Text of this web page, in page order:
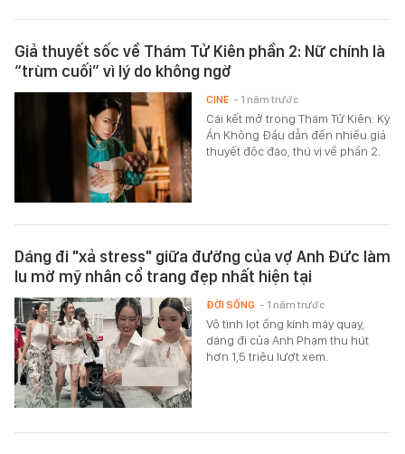
Giả thuyết sốc về Thám Tử Kiên phần 2: Nữ chính là
“trùm cuối” vì lý do không ngờ
Cái kết mở trong Thám Tử Kiên: Kỳ
Án Không Đầu dẫn đến nhiều giả
thuyết độc đáo, thú vị về phần 2.
CINE - 1 năm trước
Dáng đi "xả stress" giữa đường của vợ Anh Đức làm
lu mờ mỹ nhân cổ trang đẹp nhất hiện tại
Vô tình lọt ống kính máy quay,
dáng đi của Anh Phạm thu hút
hơn 1,5 triệu lượt xem.
ĐỜI SỐNG - 1 năm trước